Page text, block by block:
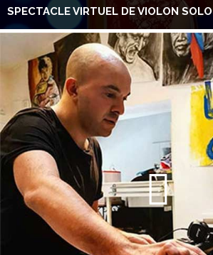
SPECTACLE VIRTUEL DE VIOLON SOLO